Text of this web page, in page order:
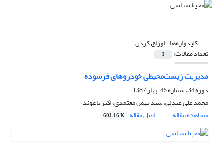
کلیدواژه‌ها =اوراق کردن
تعداد مقالات: 1
مدیریت زیست‌محیطی خودروهای فرسوده
دوره 34، شماره 45، بهار 1387
محمد علی عبدلی، سید بهمن معتمدی، اکبر باغوند
مشاهده مقاله
اصل مقاله 603.16 K